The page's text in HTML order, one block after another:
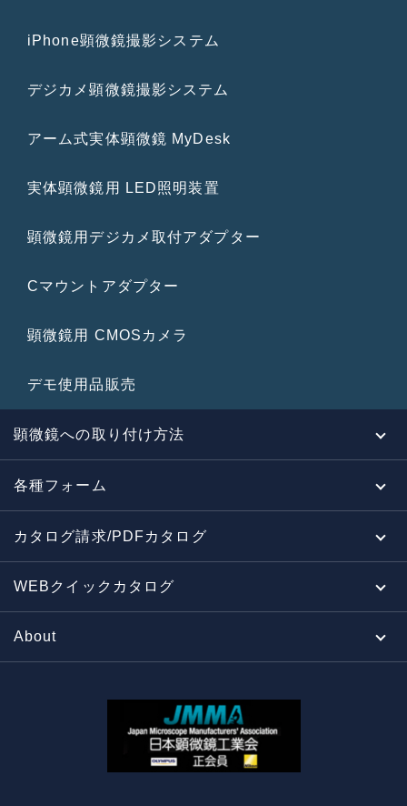
iPhone顕微鏡撮影システム
デジカメ顕微鏡撮影システム
アーム式実体顕微鏡 MyDesk
実体顕微鏡用 LED照明装置
顕微鏡用デジカメ取付アダプター
Cマウントアダプター
顕微鏡用 CMOSカメラ
デモ使用品販売
顕微鏡への取り付け方法
各種フォーム
カタログ請求/PDFカタログ
WEBクイックカタログ
About